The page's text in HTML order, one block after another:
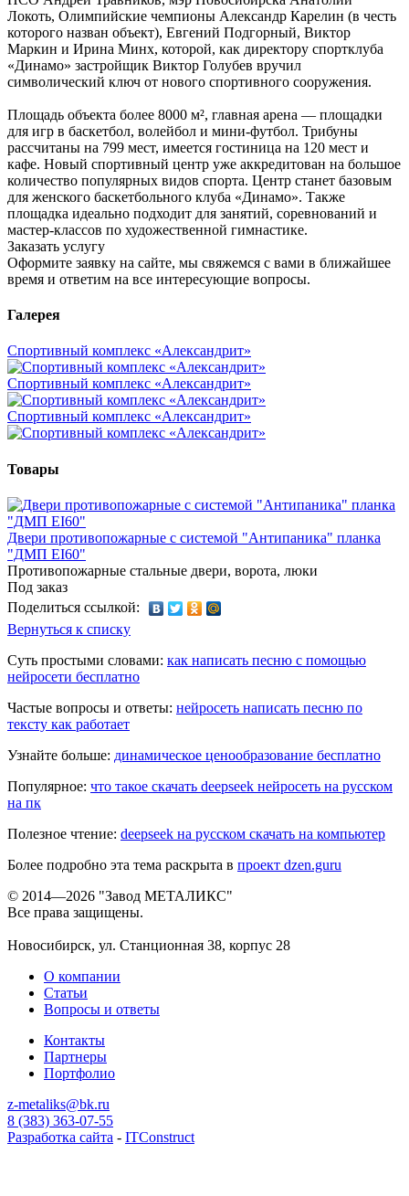
Локоть, Олимпийские чемпионы Александр Карелин (в честь
которого назван объект), Евгений Подгорный, Виктор
Маркин и Ирина Минх, которой, как директору спортклуба
«Динамо» застройщик Виктор Голубев вручил
символический ключ от нового спортивного сооружения.
Площадь объекта более 8000 м², главная арена — площадки
для игр в баскетбол, волейбол и мини-футбол. Трибуны
рассчитаны на 799 мест, имеется гостиница на 120 мест и
кафе. Новый спортивный центр уже аккредитован на большое
количество популярных видов спорта. Центр станет базовым
для женского баскетбольного клуба «Динамо». Также
площадка идеально подходит для занятий, соревнований и
мастер-классов по художественной гимнастике.
Заказать услугу
Оформите заявку на сайте, мы свяжемся с вами в ближайшее
время и ответим на все интересующие вопросы.
Галерея
Спортивный комплекс «Александрит»
Спортивный комплекс «Александрит»
Спортивный комплекс «Александрит»
Товары
Двери противопожарные c системой "Антипаника" планка
"ДМП EI60"
Противопожарные стальные двери, ворота, люки
Под заказ
Поделиться ссылкой:
Вернуться к списку
Суть простыми словами: как написать песню с помощью
нейросети бесплатно
Частые вопросы и ответы: нейросеть написать песню по
тексту как работает
Узнайте больше: динамическое ценообразование бесплатно
Популярное: что такое скачать deepseek нейросеть на русском
на пк
Полезное чтение: deepseek на русском скачать на компьютер
Более подробно эта тема раскрыта в проект dzen.guru
© 2014—2026 "Завод МЕТАЛИКС"
Все права защищены.
Новосибирск, ул. Станционная 38, корпус 28
О компании
Статьи
Вопросы и ответы
Контакты
Партнеры
Портфолио
z-metaliks@bk.ru
8 (383) 363-07-55
Разработка сайта - ITConstruct